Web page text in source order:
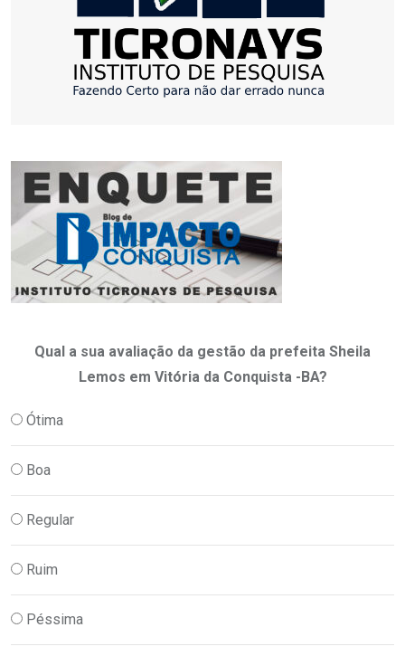
Qual a sua avaliação da gestão da prefeita Sheila
Lemos em Vitória da Conquista -BA?
Ótima
Boa
Regular
Ruim
Péssima